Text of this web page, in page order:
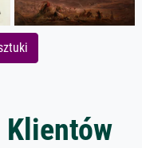
Klientów